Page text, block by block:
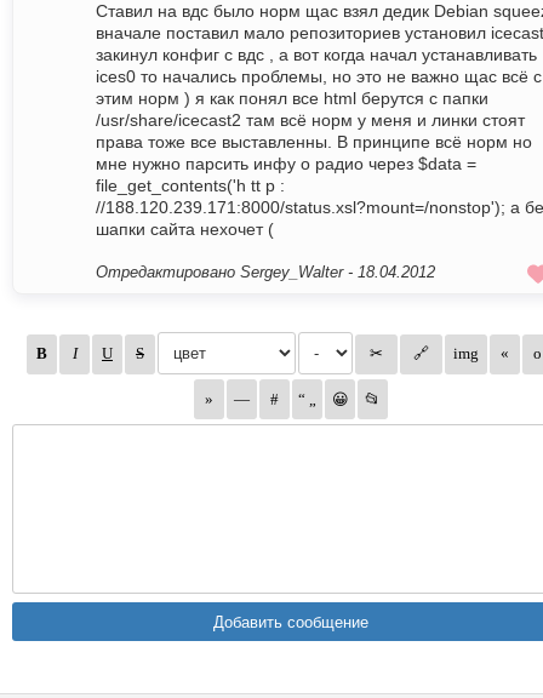
Ставил на вдс было норм щас взял дедик Debian
вначале поставил мало репозиториев установил
закинул конфиг с вдс , а вот когда начал устанавливать
ices0 то начались проблемы, но это не важно щас всё с
этим норм ) я как понял все html берутся с папки
/usr/share/icecast2 там всё норм у меня и линки стоят
права тоже все выставленны. В принципе всё норм но
мне нужно парсить инфу о радио через $data =
file_get_contents('h tt p :
//188.120.239.171:8000/status.xsl?mount=/nonstop'); а
шапки сайта нехочет (
Отредактировано Sergey_Walter - 18.04.2012